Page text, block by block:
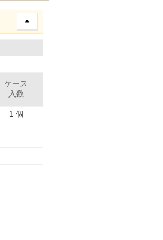
ケース
入数
1 個